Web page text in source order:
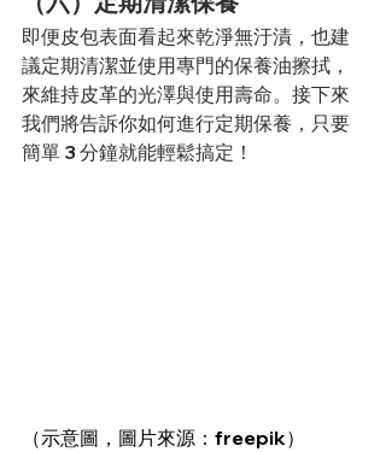
即便皮包表面看起來乾淨無汙漬，也建
議定期清潔並使用專門的保養油擦拭，
來維持皮革的光澤與使用壽命。接下來
我們將告訴你如何進行定期保養，只要
簡單 3 分鐘就能輕鬆搞定！
（示意圖，圖片來源：freepik）